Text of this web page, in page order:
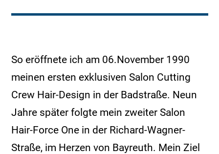
So eröffnete ich am 06.November 1990
meinen ersten exklusiven Salon Cutting
Crew Hair-Design in der Badstraße. Neun
Jahre später folgte mein zweiter Salon
Hair-Force One in der Richard-Wagner-
Straße, im Herzen von Bayreuth. Mein Ziel